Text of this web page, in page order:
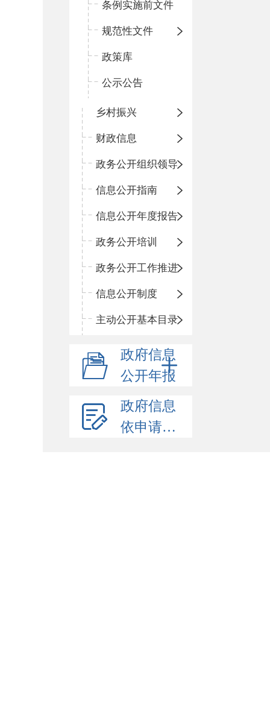
条例实施前文件
规范性文件
政策库
公示公告
乡村振兴
财政信息
政务公开组织领导
信息公开指南
信息公开年度报告
政务公开培训
政务公开工作推进
信息公开制度
主动公开基本目录
政府信息
公开年报
政府信息
依申请公开